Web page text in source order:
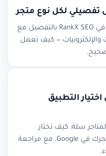
دليل شامل ومحدّث يشرح كل قسم في RankX SEO بالتفصيل مع
والإلكترونيات — كيف تعمل
التطبيق
مقارنة شاملة لأفضل تطبيقات SEO لمتاجر سلة: كيف تختار
التطبيق المناسب لتحسين ظهور متجرك في Google، مع مراجعة